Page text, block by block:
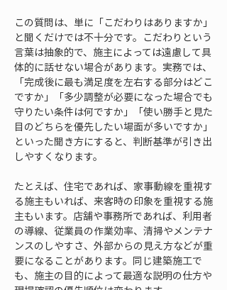
この質問は、単に「こだわりはありますか」
と聞くだけでは不十分です。こだわりという
言葉は抽象的で、施主によっては遠慮して具
体的に話せない場合があります。実務では、
「完成後に最も満足度を左右する部分はどこ
ですか」「多少調整が必要になった場合でも
守りたい条件は何ですか」「使い勝手と見た
目のどちらを優先したい場面が多いですか」
といった聞き方にすると、判断基準が引き出
しやすくなります。
たとえば、住宅であれば、家事動線を重視す
る施主もいれば、来客時の印象を重視する施
主もいます。店舗や事務所であれば、利用者
の導線、従業員の作業効率、清掃やメンテナ
ンスのしやすさ、外部からの見え方などが重
要になることがあります。同じ建築施工で
も、施主の目的によって最適な説明の仕方や